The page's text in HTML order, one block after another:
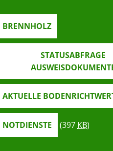
BRENNHOLZ
STATUSABFRAGE
AKTUELLE
NOTDIENSTE (397KB)